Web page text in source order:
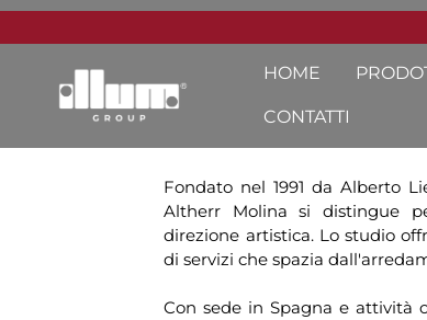
HOME
CONTATTI
Fondato nel 1991 da Alberto
Altherr Molina si distingue
direzione artistica. Lo studio
di servizi che spazia
Con sede in Spagna e attività